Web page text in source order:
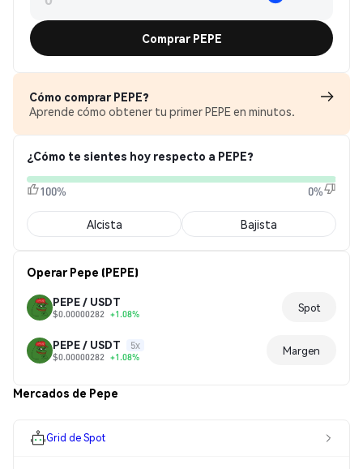
Comprar PEPE
Cómo comprar PEPE?
Aprende cómo obtener tu primer PEPE en minutos.
¿Cómo te sientes hoy respecto a PEPE?
100% 0%
Alcista Bajista
Operar Pepe (PEPE)
PEPE / USDT
$0.00000282 +1.08% Spot
PEPE / USDT 5x
$0.00000282 +1.08% Margen
Mercados de Pepe
Grid de Spot